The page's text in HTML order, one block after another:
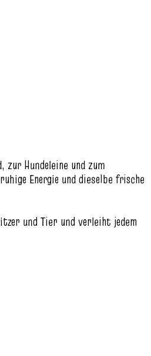
Hundeleine und zum
Energie und dieselbe frische
und Tier und verleiht jedem